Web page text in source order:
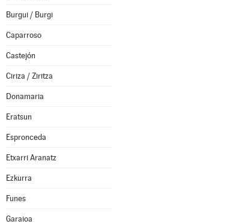
Burgui / Burgi
Caparroso
Castejón
Ciriza / Ziritza
Donamaria
Eratsun
Espronceda
Etxarri Aranatz
Ezkurra
Funes
Garaioa